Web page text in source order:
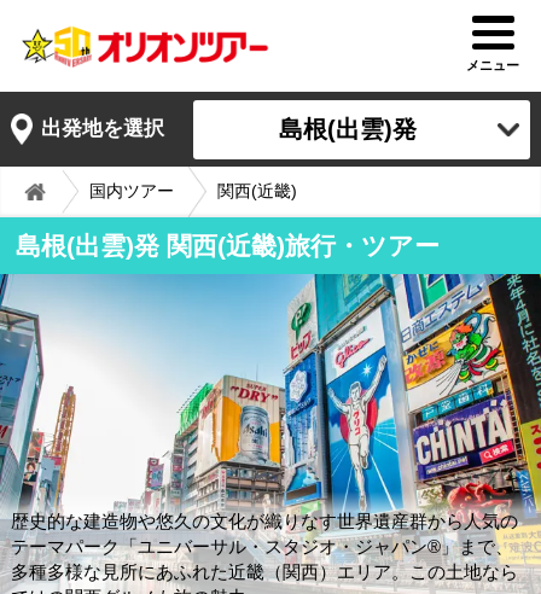
メニュー
出発地を選択 島根(出雲)発
国内ツアー 関西(近畿)
島根(出雲)発 関西(近畿)旅行・ツアー
歴史的な建造物や悠久の文化が織りなす世界遺産群から人気の
テーマパーク「ユニバーサル・スタジオ・ジャパン®」まで、
多種多様な見所にあふれた近畿（関西）エリア。この土地なら